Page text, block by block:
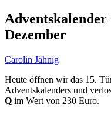
Adventskalender
Dezember
Carolin Jähnig
Heute öffnen wir das 15.
Adventskalenders und
Q im Wert von 230 Euro.